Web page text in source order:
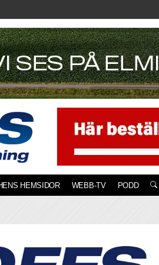
HEMSIDOR WEBB-TV PODD